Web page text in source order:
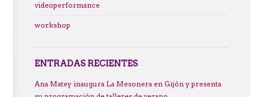
videoperformance
workshop
ENTRADAS RECIENTES
Ana Matey inaugura La Mesonera en Gijón y presenta